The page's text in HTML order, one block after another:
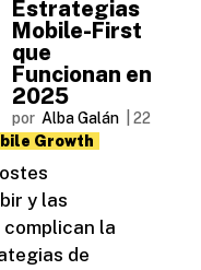
Estrategias
Mobile-First
que
Funcionan en
2025
por Alba Galán
22
Growth
y las
la
de